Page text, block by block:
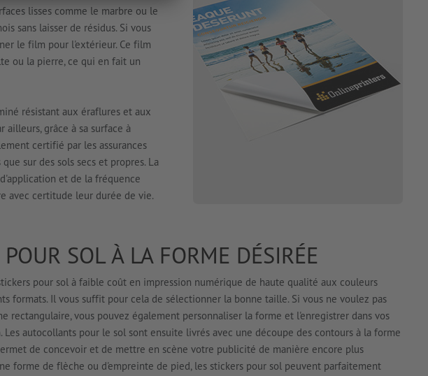
lisses comme le marbre ou le
sans laisser de résidus. Si vous
le film pour l'extérieur. Ce film
ou la pierre, ce qui en fait un
résistant aux éraflures et aux
grâce à sa surface à
certifié par les assurances
sur des sols secs et propres. La
et de la fréquence
avec certitude leur durée de vie.
SOL À LA FORME DÉSIRÉE
pour sol à faible coût en impression numérique de haute qualité aux couleurs
formats. Il vous suffit pour cela de sélectionner la bonne taille. Si vous ne voulez pas
rectangulaire, vous pouvez également personnaliser la forme et l'enregistrer dans vos
Les autocollants pour le sol sont ensuite livrés avec une découpe des contours à la forme
de concevoir et de mettre en scène votre publicité de manière encore plus
forme de flèche ou d'empreinte de pied, les stickers pour sol peuvent parfaitement